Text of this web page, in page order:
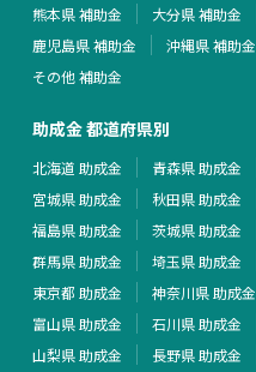
熊本県 補助金
大分県 補助金
鹿児島県 補助金
沖縄県 補助金
その他 補助金
助成金 都道府県別
北海道 助成金 青森県 助成金
宮城県 助成金
秋田県 助成金
福島県 助成金
茨城県 助成金
群馬県 助成金
埼玉県 助成金
東京都 助成金
神奈川県 助成金
富山県 助成金
石川県 助成金
山梨県 助成金
長野県 助成金